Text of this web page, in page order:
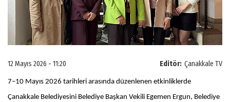
Editör: Çanakkale TV
12 Mayıs 2026 - 11:20
7–10 Mayıs 2026 tarihleri arasında düzenlenen etkinliklerde
Çanakkale Belediyesini Belediye Başkan Vekili Egemen Ergun, Belediye